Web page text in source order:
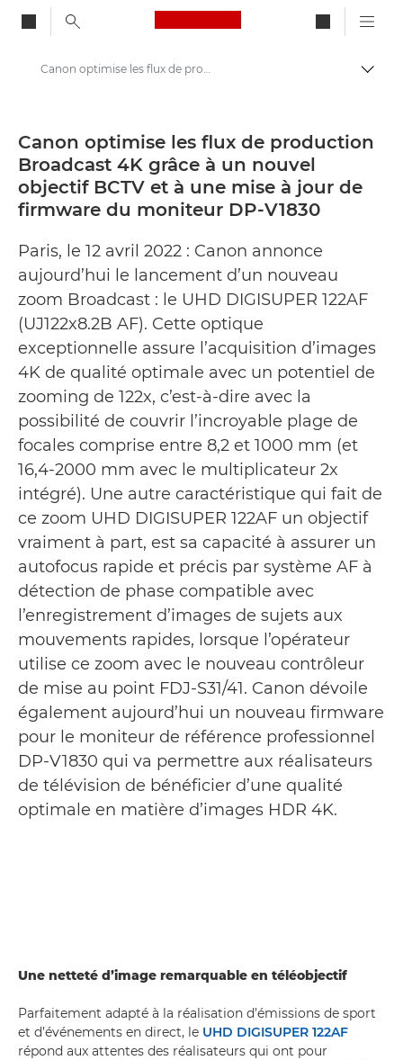
Canon Logo, back to
Presse
Communiqués de presse - Centre de presse Canon
Canon optimise les flux de production Broadcast 4K grâce à un nouvel objectif BCTV et à une mise à jour de firmware du moniteur DP-V1830 - Canon Presse Center
Canon optimise les flux de production
Broadcast 4K grâce à un nouvel
objectif BCTV et à une mise à jour de
firmware du moniteur DP-V1830
Paris, le 12 avril 2022 : Canon annonce
aujourd’hui le lancement d’un nouveau
zoom Broadcast : le UHD DIGISUPER 122AF
(UJ122x8.2B AF). Cette optique
exceptionnelle assure l’acquisition d’images
4K de qualité optimale avec un potentiel de
zooming de 122x, c’est-à-dire avec la
possibilité de couvrir l’incroyable plage de
focales comprise entre 8,2 et 1000 mm (et
16,4-2000 mm avec le multiplicateur 2x
intégré). Une autre caractéristique qui fait de
ce zoom UHD DIGISUPER 122AF un objectif
vraiment à part, est sa capacité à assurer un
autofocus rapide et précis par système AF à
détection de phase compatible avec
l’enregistrement d’images de sujets aux
mouvements rapides, lorsque l’opérateur
utilise ce zoom avec le nouveau contrôleur
de mise au point FDJ-S31/41. Canon dévoile
également aujourd’hui un nouveau firmware
pour le moniteur de référence professionnel
DP-V1830 qui va permettre aux réalisateurs
de télévision de bénéficier d’une qualité
optimale en matière d’images HDR 4K.
Une netteté d’image remarquable en téléobjectif
Parfaitement adapté à la réalisation d’émissions de sport
et d’événements en direct, le UHD DIGISUPER 122AF
répond aux attentes des réalisateurs qui ont pour